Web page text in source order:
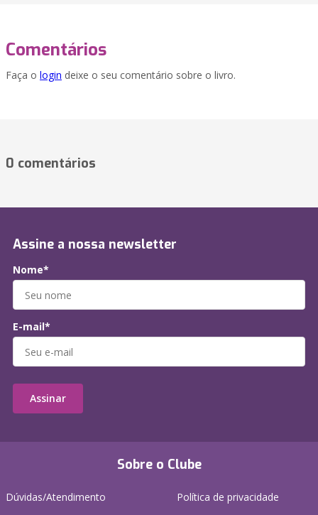
Comentários
Faça o login deixe o seu comentário sobre o livro.
0 comentários
Sobre o Clube
Dúvidas/Atendimento
Política de privacidade
Assine a nossa newsletter
Nome*
E-mail*
Assinar